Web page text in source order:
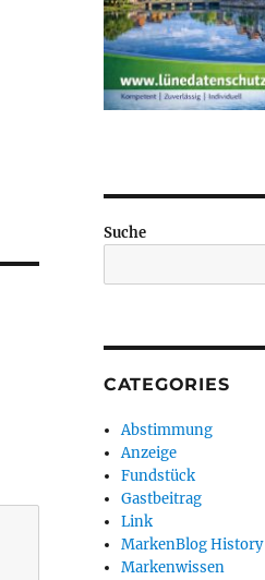
Suche
CATEGORIES
Abstimmung
Anzeige
Fundstück
Gastbeitrag
Link
MarkenBlog History
Markenwissen